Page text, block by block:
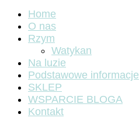
Home
O nas
Rzym
Watykan
Na luzie
Podstawowe informacje
SKLEP
WSPARCIE BLOGA
Kontakt